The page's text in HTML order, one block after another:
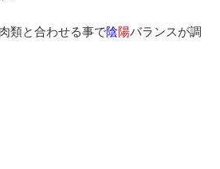
類と合わせる事で陰陽バランスが調